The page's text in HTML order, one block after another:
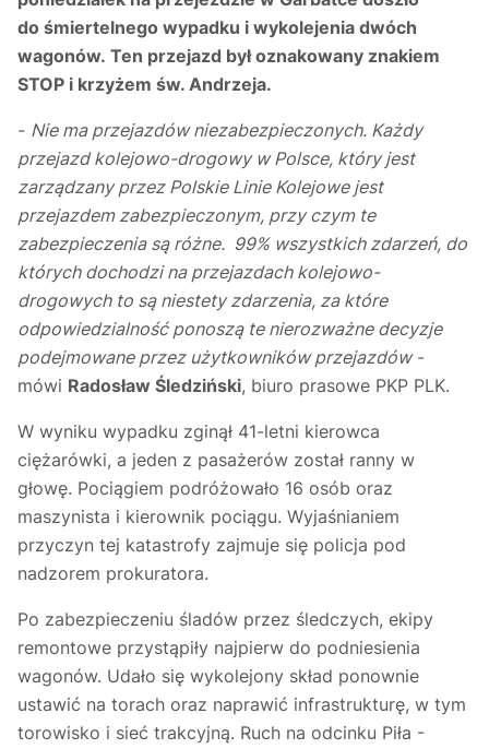
do śmiertelnego wypadku i wykolejenia dwóch
wagonów. Ten przejazd był oznakowany znakiem
STOP i krzyżem św. Andrzeja.
- Nie ma przejazdów niezabezpieczonych. Każdy
przejazd kolejowo-drogowy w Polsce, który jest
zarządzany przez Polskie Linie Kolejowe jest
przejazdem zabezpieczonym, przy czym te
zabezpieczenia są różne. 99% wszystkich zdarzeń, do
których dochodzi na przejazdach kolejowo-
drogowych to są niestety zdarzenia, za które
odpowiedzialność ponoszą te nierozważne decyzje
podejmowane przez użytkowników przejazdów-
mówi Radosław Śledziński, biuro prasowe PKP PLK.
W wyniku wypadku zginął 41-letni kierowca
ciężarówki, a jeden z pasażerów został ranny w
głowę. Pociągiem podróżowało 16 osób oraz
maszynista i kierownik pociągu. Wyjaśnianiem
przyczyn tej katastrofy zajmuje się policja pod
nadzorem prokuratora.
Po zabezpieczeniu śladów przez śledczych, ekipy
remontowe przystąpiły najpierw do podniesienia
wagonów. Udało się wykolejony skład ponownie
ustawić na torach oraz naprawić infrastrukturę, w tym
torowisko i sieć trakcyjną. Ruch na odcinku Piła -